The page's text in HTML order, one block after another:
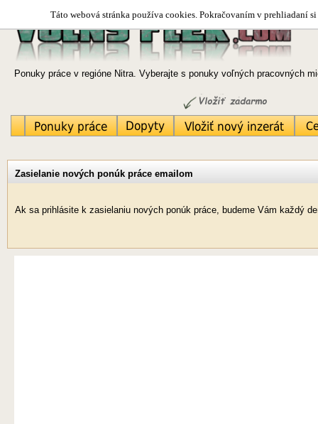
Táto webová stránka používa cookies. Pokračovaním v prehliadaní
Ponuky práce v regióne Nitra. Vyberajte s ponuky voľných pracovných
Zasielanie nových ponúk práce emailom
Ak sa prihlásite k zasielaniu nových ponúk práce, budeme Vám každý